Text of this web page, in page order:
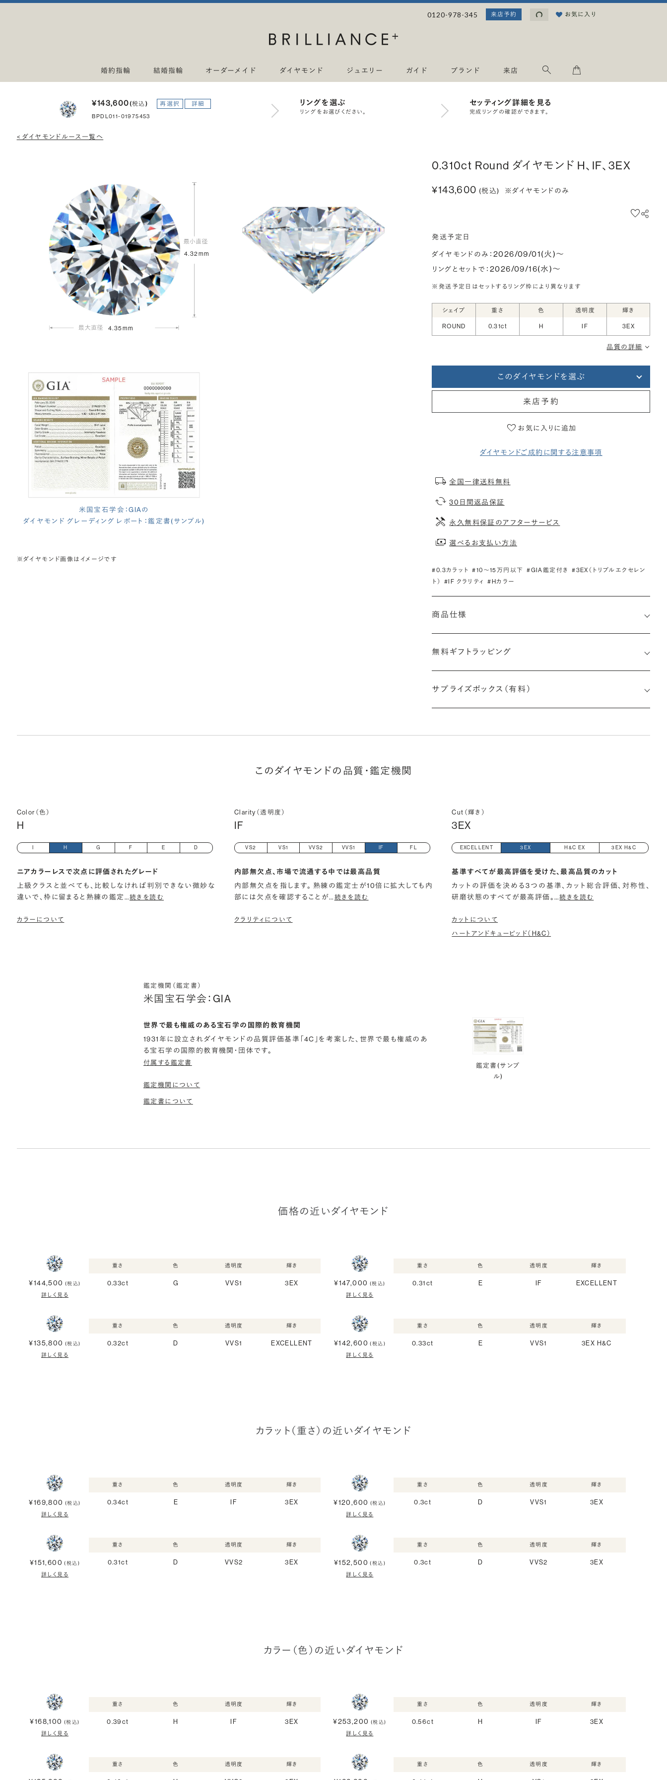
0120-978-345 来店予約 読み込み中...お気に入り
婚約指輪 結婚指輪 オーダーメイド ダイヤモンド ジュエリー ガイド ブランド 来店
¥143,600(税込) 再選択 詳細
BPDL011-01975453
リングを選ぶ
リングをお選びください。
セッティング詳細を見る
完成リングの確認ができます。
< ダイヤモンドルース一覧へ
4.32mm
4.35mm
米国宝石学会：GIAの
ダイヤモンド グレーディング レポート：鑑定書(サンプル)
※ダイヤモンド画像はイメージです
0.310ct Round ダイヤモンド H、IF、3EX
¥143,600 (税込) ※ダイヤモンドのみ
発送予定日
ダイヤモンドのみ： 2026/09/01(火)〜
リングとセットで： 2026/09/16(水)〜
※発送予定日はセットするリング枠により異なります
シェイプ 重さ 色 透明度 輝き
ROUND 0.31ct H IF 3EX
品質の詳細
このダイヤモンドを選ぶ
来店予約
お気に入りに追加
ダイヤモンドご成約に関する注意事項
全国一律送料無料
30日間返品保証
永久無料保証のアフターサービス
選べるお支払い方法
#0.3カラット #10〜15万円以下 #GIA鑑定付き
#3EX（トリプルエクセレン
ト）
#IF クラリティ #Hカラー
商品仕様
(最小直径-最大直径×深さ)
無料ギフトラッピング
サプライズボックス（有料）
このダイヤモンドの品質・鑑定機関
Color（色）
H
H G F E D
ニアカラーレスで次点に評価されたグレード
上級クラスと並べても、比較しなければ判別できない微妙な
違いで、枠に留まると熟練の鑑定…続きを読む
カラーについて
Clarity（透明度）
IF
VS2 VS1 VVS2 VVS1 IF FL
内部無欠点、市場で流通する中では最高品質
内部無欠点を指します。 熟練の鑑定士が10倍に拡大しても内
部には欠点を確認することが… 続きを読む
クラリティについて
Cut（輝き）
3EX
EXCELLENT 3EX H&C EX 3EX H&C
基準すべてが最高評価を受けた、最高品質のカット
カットの評価を決める3つの基準、カット総合評価、対称性、
研磨状態のすべてが最高評価。…続きを読む
カットについて
ハートアンドキューピッド（H&C）
鑑定機関（鑑定書）
米国宝石学会：GIA
世界で最も権威のある宝石学の国際的教育機関
1931年に設立されダイヤモンドの品質評価基準「4C」を考案した、世界で最も権威のあ
る宝石学の国際的教育機関・団体です。
付属する鑑定書
鑑定機関について
鑑定書について
鑑定書(サンプ
ル)
価格の近いダイヤモンド
¥144,500 (税込)
詳しく見る
重さ
0.33ct
色
G
透明度
VVS1
輝き
3EX ¥147,000 (税込)
詳しく見る
重さ
0.31ct
色
E
透明度
IF
輝き
EXCELLENT
¥135,800 (税込)
詳しく見る
重さ
0.32ct
色
D
透明度
VVS1
輝き
EXCELLENT ¥142,600 (税込)
詳しく見る
重さ
0.33ct
色
E
透明度
VVS1
輝き
3EX H&C
カラット（重さ）の近いダイヤモンド
¥169,800 (税込)
詳しく見る
重さ
0.34ct
色
E
透明度
IF
輝き
3EX ¥120,600 (税込)
詳しく見る
重さ
0.3ct
色
D
透明度
VVS1
輝き
3EX
¥151,600 (税込)
詳しく見る
重さ
0.31ct
色
D
透明度
VVS2
輝き
3EX ¥152,500 (税込)
詳しく見る
重さ
0.3ct
色
D
透明度
VVS2
輝き
3EX
カラー（色）の近いダイヤモンド
¥168,100 (税込)
詳しく見る
重さ
0.39ct
色
H
透明度
IF
輝き
3EX ¥253,200 (税込)
詳しく見る
重さ
0.56ct
色
H
透明度
IF
輝き
3EX
重さ 色 透明度 輝き 重さ 色 透明度 輝き